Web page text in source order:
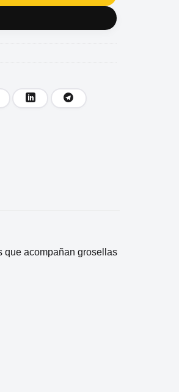
que acompañan grosellas